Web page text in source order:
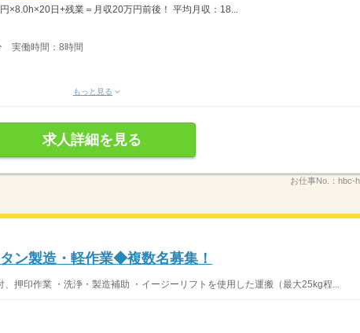
×8.0h×20日+残業＝月収20万円前後！ 平均月収：18...
実働時間：8時間
もっと見る
求人詳細を見る
お仕事No.： hbc-
ン製造・軽作業◆複数名募集！
、押印作業 ・洗浄・製造補助 ・イージーリフトを使用した運搬（最大25kg程...